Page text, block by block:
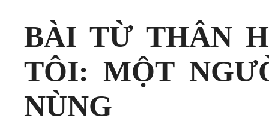
BÀI TỪ THÂN
TÔI: MỘT
NÙNG